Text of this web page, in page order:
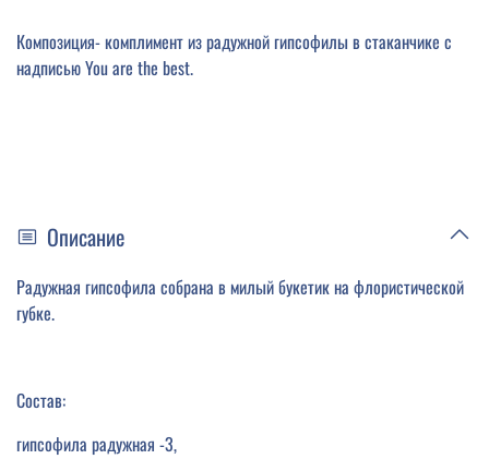
Композиция- комплимент из радужной гипсофилы в стаканчике с
надписью You are the best.
Описание
Радужная гипсофила собрана в милый букетик на флористической
губке.
Состав:
гипсофила радужная -3,